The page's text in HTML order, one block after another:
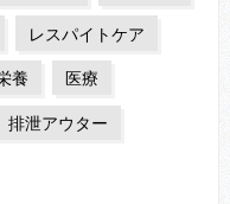
レスパイトケア
養 医療
排泄アウター